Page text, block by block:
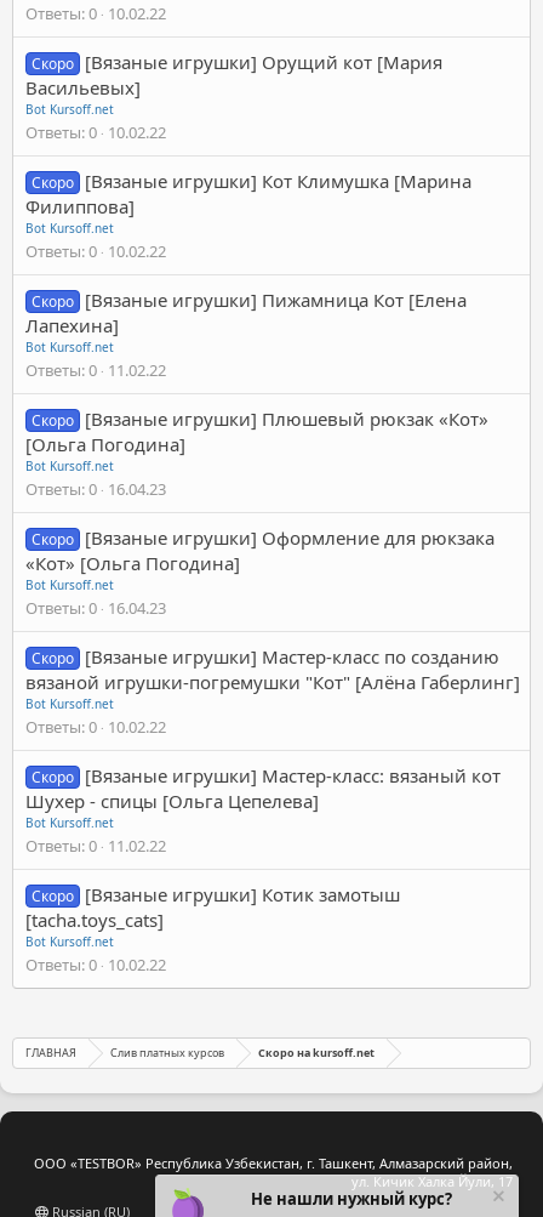
Ответы 0 10.02.22
Скоро [Вязаные игрушки] Орущий кот [Мария
Васильевых]
Bot Kursoff.net
Ответы 0 10.02.22
Скоро [Вязаные игрушки] Кот Климушка [Марина
Филиппова]
Bot Kursoff.net
Ответы 0 10.02.22
Скоро [Вязаные игрушки] Пижамница Кот [Елена
Лапехина]
Bot Kursoff.net
Ответы 0 11.02.22
Скоро [Вязаные игрушки] Плюшевый рюкзак «Кот»
[Ольга Погодина]
Bot Kursoff.net
Ответы 0 16.04.23
Скоро [Вязаные игрушки] Оформление для рюкзака
«Кот» [Ольга Погодина]
Bot Kursoff.net
Ответы 0 16.04.23
Скоро [Вязаные игрушки] Мастер-класс по созданию
вязаной игрушки-погремушки "Кот" [Алёна Габерлинг]
Bot Kursoff.net
Ответы 0 10.02.22
Скоро [Вязаные игрушки] Мастер-класс: вязаный кот
Шухер - спицы [Ольга Цепелева]
Bot Kursoff.net
Ответы 0 11.02.22
Скоро [Вязаные игрушки] Котик замотыш
[tacha.toys_cats]
Bot Kursoff.net
Ответы 0 10.02.22
ГЛАВНАЯ Слив платных курсов Скоро на kursoff.net
ООО «TESTBOR» Республика Узбекистан, г. Ташкент, Алмазарский район,
ул. Кичик Халка Йули, 17
Russian (RU)
Не нашли нужный курс?